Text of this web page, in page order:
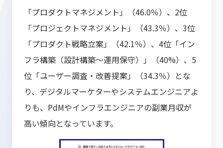
「プロダクトマネジメント」（46.0％）、2位
「プロジェクトマネジメント」（43.3％）、3位
「プロダクト戦略立案」（42.1％）、4位「イン
フラ構築（設計構築～運用保守）」（40%）、5
位「ユーザー調査・改善提案」（34.3％）とな
り、デジタルマーケターやシステムエンジニアよ
りも、PdMやインフラエンジニアの副業月収が
高い傾向となっています。